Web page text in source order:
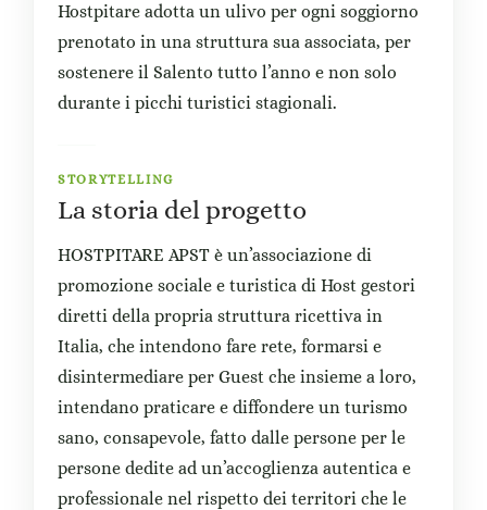
Hostpitare adotta un ulivo per ogni soggiorno
prenotato in una struttura sua associata, per
sostenere il Salento tutto l’anno e non solo
durante i picchi turistici stagionali.
STORYTELLING
La storia del progetto
HOSTPITARE APST è un’associazione di
promozione sociale e turistica di Host gestori
diretti della propria struttura ricettiva in
Italia, che intendono fare rete, formarsi e
disintermediare per Guest che insieme a loro,
intendano praticare e diffondere un turismo
sano, consapevole, fatto dalle persone per le
persone dedite ad un’accoglienza autentica e
professionale nel rispetto dei territori che le